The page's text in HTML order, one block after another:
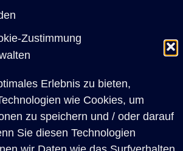
Zustimmung
Erlebnis zu bieten,
wie Cookies, um
zu speichern und / oder darauf
Sie diesen Technologien